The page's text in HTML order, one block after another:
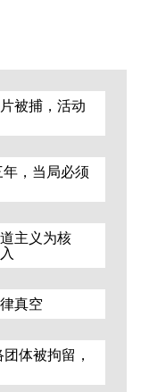
被捕，活动
，当局必须
主义为核
真空
体被拘留，